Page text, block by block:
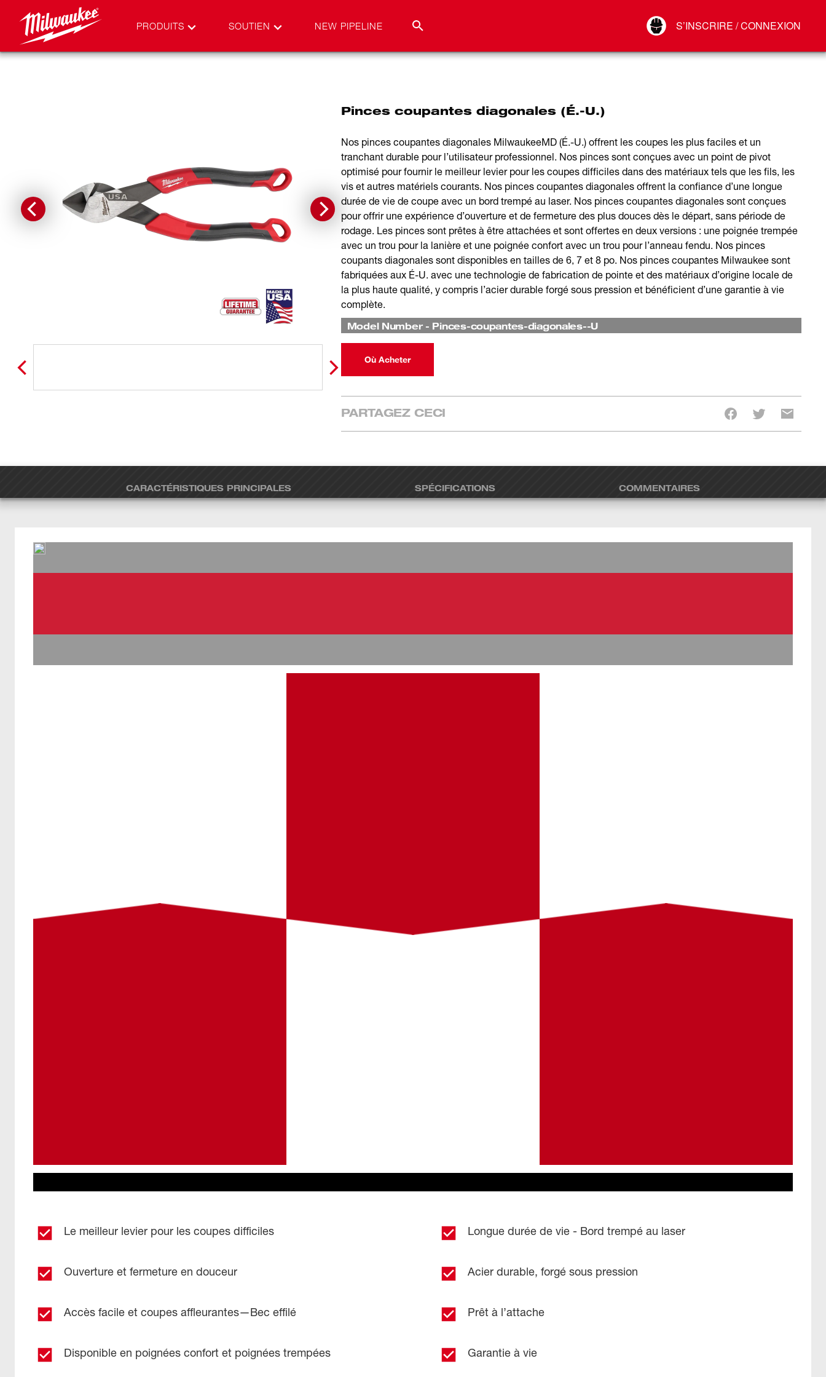
PRODUITS SOUTIEN NEW PIPELINE S’INSCRIRE / CONNEXION
Connect
Pinces coupantes diagonales (É.-U.)
Nos pinces coupantes diagonales MilwaukeeMD (É.-U.) offrent les coupes les plus faciles et un
tranchant durable pour l’utilisateur professionnel. Nos pinces sont conçues avec un point de pivot
optimisé pour fournir le meilleur levier pour les coupes difficiles dans des matériaux tels que les fils, les
vis et autres matériels courants. Nos pinces coupantes diagonales offrent la confiance d’une longue
durée de vie de coupe avec un bord trempé au laser. Nos pinces coupantes diagonales sont conçues
pour offrir une expérience d’ouverture et de fermeture des plus douces dès le départ, sans période de
rodage. Les pinces sont prêtes à être attachées et sont offertes en deux versions : une poignée trempée
avec un trou pour la lanière et une poignée confort avec un trou pour l’anneau fendu. Nos pinces
coupants diagonales sont disponibles en tailles de 6, 7 et 8 po. Nos pinces coupantes Milwaukee sont
fabriquées aux É-U. avec une technologie de fabrication de pointe et des matériaux d’origine locale de
la plus haute qualité, y compris l’acier durable forgé sous pression et bénéficient d’une garantie à vie
complète.
Model Number- Pinces-coupantes-diagonales--U
Où Acheter
PARTAGEZ CECI
CARACTÉRISTIQUES PRINCIPALES SPÉCIFICATIONS COMMENTAIRES
Le meilleur levier pour les coupes difficiles Longue durée de vie - Bord trempé au laser
Ouverture et fermeture en douceur Acier durable, forgé sous pression
Accès facile et coupes affleurantes—Bec effilé Prêt à l’attache
Disponible en poignées confort et poignées trempées Garantie à vie